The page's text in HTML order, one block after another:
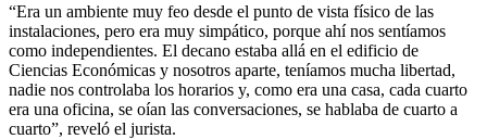
“Era un ambiente muy feo desde el punto de vista físico de las
instalaciones, pero era muy simpático, porque ahí nos sentíamos
como independientes. El decano estaba allá en el edificio de
Ciencias Económicas y nosotros aparte, teníamos mucha libertad,
nadie nos controlaba los horarios y, como era una casa, cada cuarto
era una oficina, se oían las conversaciones, se hablaba de cuarto a
cuarto”, reveló el jurista.